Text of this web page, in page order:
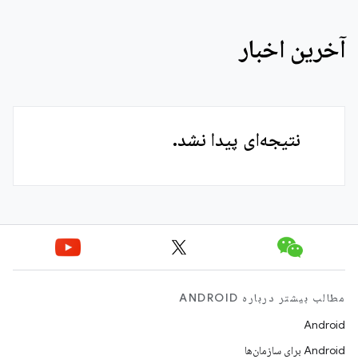
آخرین اخبار
نتیجه‌ای پیدا نشد.
مطالب بیشتر درباره ANDROID
Android
Android برای سازمان‌ها